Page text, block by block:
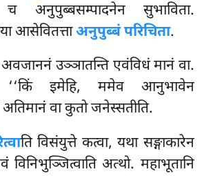
च अनुपुब्बसम्पादनेन सुभाविता.
आसेवितत्ताअनुपुब्बं परिचिता.
अवजाननं उञ्ञातन्ति एवंविधं मानं वा.
‘‘किं इमेहि, ममेव आनुभावेन
अतिमानं वा कुतो जनेस्सतीति.
ति विसंयुत्ते कत्वा, यथा सङ्गाकारेन
अत्थो. महाभूतानि